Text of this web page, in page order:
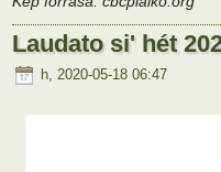
Laudato si' hét
h, 2020-05-18 06:47